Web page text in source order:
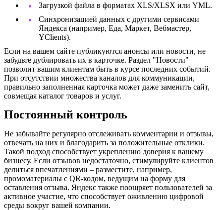
Загрузкой файла в форматах XLS/XLSX или YML.
Синхронизацией данных с другими сервисами
Яндекса (например, Еда, Маркет, Вебмастер,
YClients).
Если на вашем сайте публикуются анонсы или новости, не
забудьте дублировать их в карточке. Раздел "Новости"
позволит вашим клиентам быть в курсе последних событий.
При отсутствии множества каналов для коммуникации,
правильно заполненная карточка может даже заменить сайт,
совмещая каталог товаров и услуг.
Постоянный контроль
Не забывайте регулярно отслеживать комментарии и отзывы,
отвечать на них и благодарить за положительные отклики.
Такой подход способствует укреплению доверия к вашему
бизнесу. Если отзывов недостаточно, стимулируйте клиентов
делиться впечатлениями – разместите, например,
промоматериалы с QR-кодом, ведущим на форму для
оставления отзыва. Яндекс также поощряет пользователей за
активное участие, что способствует оживлению цифровой
среды вокруг вашей компании.